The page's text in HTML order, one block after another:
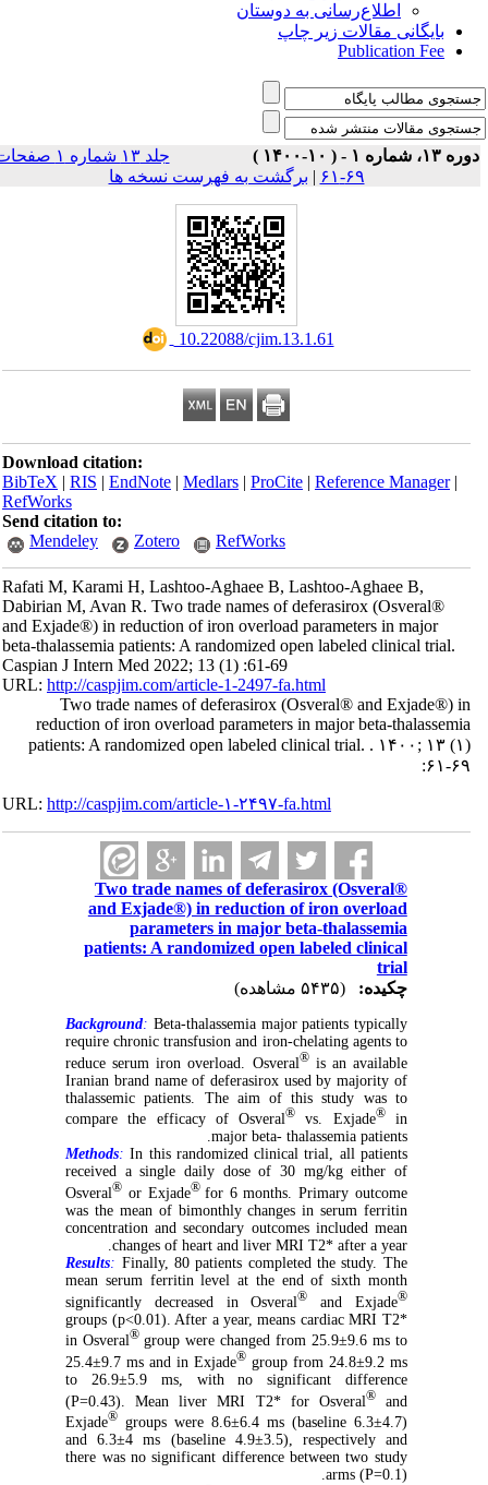
اطلاع‌رسانی به دوستان
بایگانی مقالات زیر چاپ
Publication Fee
۱۳، شماره ۱ - ( ۱۰-۱۴۰۰ )
جلد ۱۳ شماره ۱ صفحات
۶۹-۶۱
| برگشت به فهرست نسخه ها
‎ 10.22088/cjim.13.1.61
Download citation:
BibTeX|RIS|EndNote|Medlars|ProCite|Reference Manager
RefWorks
Send citation to:
Mendeley
Zotero RefWorks
Rafati M, Karami H, Lashtoo-Aghaee B, Lashtoo-Aghaee B,
Dabirian M, Avan R. Two trade names of deferasirox (Osveral®
and Exjade®) in reduction of iron overload parameters in major
beta-thalassemia patients: A randomized open labeled clinical trial.
Caspian J Intern Med 2022; 13 (1) :61-69
URL:http://caspjim.com/article-1-2497-fa.html
Two trade names of deferasirox (Osveral® and Exjade®) in
reduction of iron overload parameters in major beta-thalassemia
patients: A randomized open labeled clinical trial. . ۱۴۰۰; ۱۳ (۱)
:۶۱-۶۹
URL:http://caspjim.com/article-۱-۲۴۹۷-fa.html
Two trade names of deferasirox (Osveral®
and Exjade®) in reduction of iron overload
parameters in major beta-thalassemia
patients: A randomized open labeled clinical
trial
چکیده:
Background:Beta-thalassemia major patients typically
require chronic transfusion and iron-chelating agents to
reduce serum iron overload. Osveral ®is an available
Iranian brand name of deferasirox used by majority of
thalassemic patients. The aim of this study was to
compare the efficacy of Osveral
®vs. Exjade ®in
major beta- thalassemia patients.
Methods:In this randomized clinical trial, all patients
received a single daily dose of 30 mg/kg either of
Osveral ®or Exjade ®for 6 months. Primary outcome
was the mean of bimonthly changes in serum ferritin
concentration and secondary outcomes included mean
changes of heart and liver MRI T2* after a year.
Results: Finally, 80 patients completed the study. The
mean serum ferritin level at the end of sixth month
significantly decreased in Osveral
and Exjade
groups (p<0.01). After a year, means cardiac MRI T2*
in Osveral ®group were changed from 25.9±9.6 ms to
25.4±9.7 ms and in Exjade ®group from 24.8±9.2 ms
to 26.9±5.9 ms, with no significant difference
(P=0.43). Mean liver MRI T2* for Osveral
®and
Exjade
®groups were 8.6±6.4 ms (baseline 6.3±4.7)
and 6.3±4 ms (baseline 4.9±3.5), respectively and
there was no significant difference between two study
arms (P=0.1).